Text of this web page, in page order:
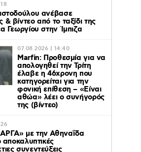
ανέβασε
βίντεο από το ταξίδι της
Γεωργίου στην Ίμπιζα
07.08.2026 | 14:40
Marfin: Προθεσμία για να
απολογηθεί την Τρίτη
έλαβε η 46χρονη που
κατηγορείται για την
φονική επίθεση – «Είναι
αθώα» λέει ο συνήγορός
της (βίντεο)
με την Αθηναΐδα
αποκαλυπτικές
συνεντεύξεις